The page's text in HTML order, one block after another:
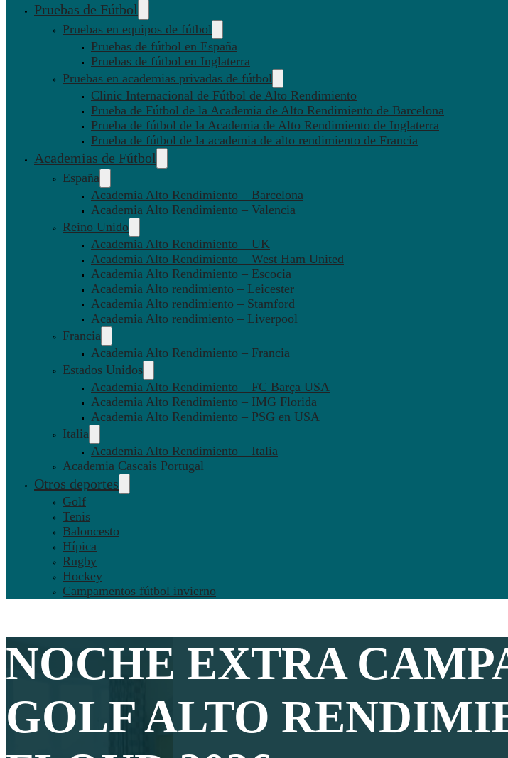
Pruebas de Fútbol
Pruebas en equipos de fútbol
Pruebas de fútbol en España
Pruebas de fútbol en Inglaterra
Pruebas en academias privadas de fútbol
Clinic Internacional de Fútbol de Alto Rendimiento
Prueba de Fútbol de la Academia de Alto Rendimiento de Barcelona
Prueba de fútbol de la Academia de Alto Rendimiento de Inglaterra
Prueba de fútbol de la academia de alto rendimiento de Francia
Academias de Fútbol
España
Academia Alto Rendimiento – Barcelona
Academia Alto Rendimiento – Valencia
Reino Unido
Academia Alto Rendimiento – UK
Academia Alto Rendimiento – West Ham United
Academia Alto Rendimiento – Escocia
Academia Alto rendimiento – Leicester
Academia Alto rendimiento – Stamford
Academia Alto rendimiento – Liverpool
Francia
Academia Alto Rendimiento – Francia
Estados Unidos
Academia Alto Rendimiento – FC Barça USA
Academia Alto Rendimiento – IMG Florida
Academia Alto Rendimiento – PSG en USA
Italia
Academia Alto Rendimiento – Italia
Academia Cascais Portugal
Otros deportes
Golf
Tenis
Baloncesto
Hípica
Rugby
Hockey
Campamentos fútbol invierno
NOCHE EXTRA
GOLF ALTO